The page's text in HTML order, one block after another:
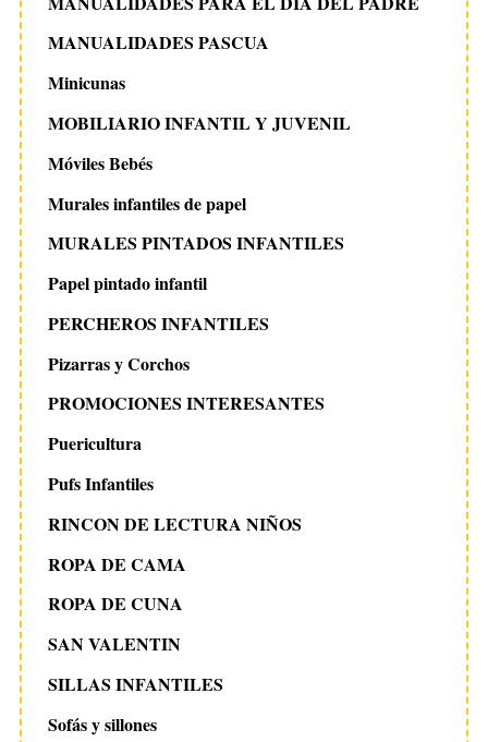
MANUALIDADES PASCUA
Minicunas
MOBILIARIO INFANTIL Y JUVENIL
Móviles Bebés
Murales infantiles de papel
MURALES PINTADOS INFANTILES
Papel pintado infantil
PERCHEROS INFANTILES
Pizarras y Corchos
PROMOCIONES INTERESANTES
Puericultura
Pufs Infantiles
RINCON DE LECTURA NIÑOS
ROPA DE CAMA
ROPA DE CUNA
SAN VALENTIN
SILLAS INFANTILES
Sofás y sillones